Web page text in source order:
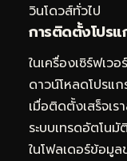
วินโดวส์ทั่วไป
การติดตั้งโปรแ
ในเครื่องเซิร์ฟเวอ
ดาวน์โหลดโปรแ
เมื่อติดตั้งเสร็จเ
ระบบเทรดอัตโนมั
ในโฟลเดอร์ข้อมู